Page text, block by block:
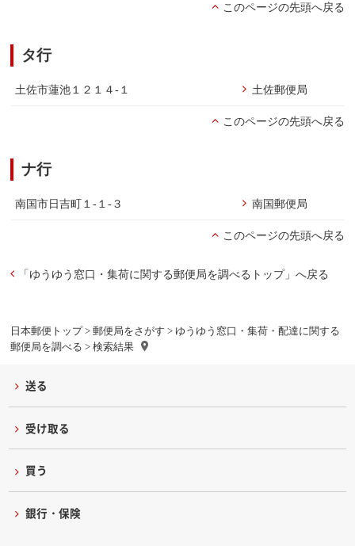
日本郵便トップ> 郵便局をさがす > ゆうゆう窓口・集荷・配達に関する
郵便局を調べる > 検索結果
このページの先頭へ戻る
タ行
土佐市蓮池１２１４-１ 土佐郵便局
このページの先頭へ戻る
ナ行
南国市日吉町１-１-３ 南国郵便局
このページの先頭へ戻る
「ゆうゆう窓口・集荷に関する郵便局を調べるトップ」へ戻る
送る
受け取る
買う
銀行・保険